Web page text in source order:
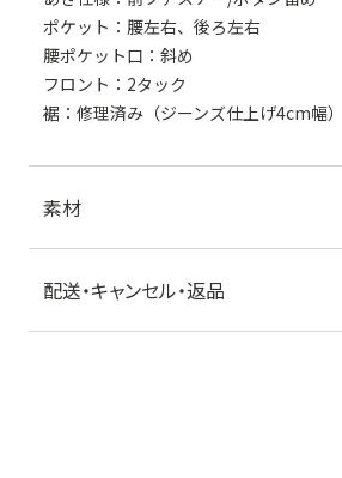
ポケット：腰左右、後ろ左右
腰ポケット口：斜め
フロント：2タック
裾：修理済み（ジーンズ仕上げ4cm幅）
素材
配送・キャンセル・返品